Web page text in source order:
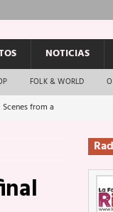
NOTICIAS
FOLK & WORLD
from a